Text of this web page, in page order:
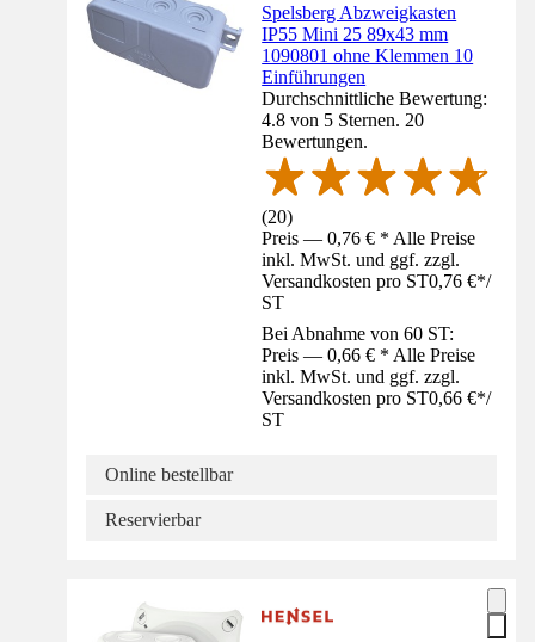
Spelsberg Abzweigkasten
IP55 Mini 25 89x43 mm
1090801 ohne Klemmen 10
Einführungen
Durchschnittliche Bewertung:
4.8 von 5 Sternen. 20
Bewertungen.
(20)
Preis — 0,76 € * Alle Preise
inkl. MwSt. und ggf. zzgl.
Versandkosten pro ST0,76 €*/
ST
Bei Abnahme von 60 ST:
Preis — 0,66 € * Alle Preise
inkl. MwSt. und ggf. zzgl.
Versandkosten pro ST0,66 €*/
ST
Online bestellbar
Reservierbar